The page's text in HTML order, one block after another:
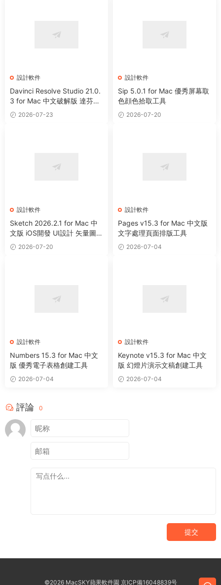
設計軟件
Davinci Resolve Studio 21.0.
3 for Mac 中文破解版 達芬奇
電影編輯調色軟件
2026-07-23
設計軟件
Sip 5.0.1 for Mac 優秀屏幕取
色顔色拾取工具
2026-07-20
設計軟件
Sketch 2026.2.1 for Mac 中
文版 iOS開發 UI設計 矢量圖形
繪制軟件
2026-07-20
設計軟件
Pages v15.3 for Mac 中文版
文字處理頁面排版工具
2026-07-04
設計軟件
Numbers 15.3 for Mac 中文
版 優秀電子表格創建工具
2026-07-04
設計軟件
Keynote v15.3 for Mac 中文
版 幻燈片演示文稿創建工具
2026-07-04
評論 0
提交
©2026 MacSKY蘋果軟件園 京ICP備16048839号